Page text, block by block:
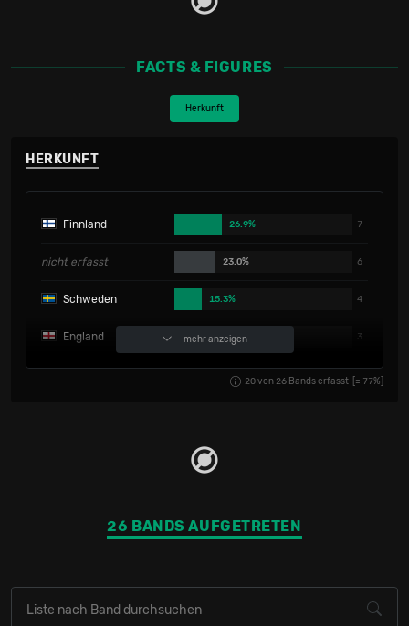
FACTS & FIGURES
Herkunft
HERKUNFT
Finnland 26.9% 7
nicht erfasst 23.0% 6
Schweden 15.3% 4
England 11.5% 3
3.8%
mehr anzeigen
20von 26 Bands erfasst [= 77%]
26 BANDS AUFGETRETEN